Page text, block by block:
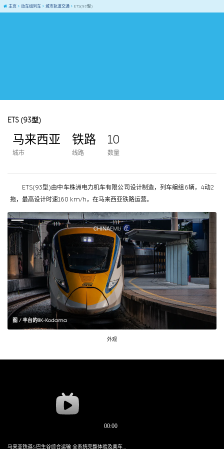
主页 动车组列车 城市轨道交通 ETS(93型)
ETS (93型)
马来西亚
城市
铁路
线路
10
数量
ETS(93型)由中车株洲电力机车有限公司设计制造，列车编组6辆，4动2
拖，最高设计时速160 km/h，在马来西亚铁路运营。
图 / 丰台的8K-Kodama
外观
马来亚铁道&巴生谷综合运输 全系统完整体验及乘车全攻略